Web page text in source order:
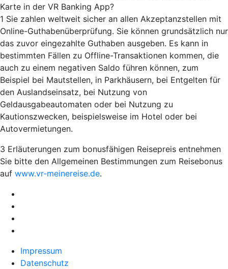
Karte in der VR Banking App?
1 Sie zahlen weltweit sicher an allen Akzeptanzstellen mit
Online-Guthabenüberprüfung. Sie können grundsätzlich nur
das zuvor eingezahlte Guthaben ausgeben. Es kann in
bestimmten Fällen zu Offline-Transaktionen kommen, die
auch zu einem negativen Saldo führen können, zum
Beispiel bei Mautstellen, in Parkhäusern, bei Entgelten für
den Auslandseinsatz, bei Nutzung von
Geldausgabeautomaten oder bei Nutzung zu
Kautionszwecken, beispielsweise im Hotel oder bei
Autovermietungen.
3 Erläuterungen zum bonusfähigen Reisepreis entnehmen
Sie bitte den Allgemeinen Bestimmungen zum Reisebonus
auf www.vr-meinereise.de.
Impressum
Datenschutz